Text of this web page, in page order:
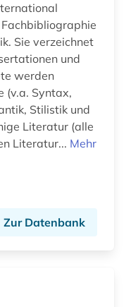
(1)
Mecklenburg-Vorpommern (1)
Sie verzeichnet
und
werden
(v.a. Syntax,
Stilistik und
Literatur (alle
Literatur... Mehr
Zur Datenbank